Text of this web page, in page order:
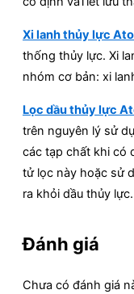
Xi lanh thủy lực
thống thủy lực. Xi
nhóm cơ bản: xi
Lọc dầu thủy lực
trên nguyên lý sử
các tạp chất khi có
tử lọc này hoặc sử
ra khỏi dầu thủy lực.
Đánh giá
Chưa có đánh giá